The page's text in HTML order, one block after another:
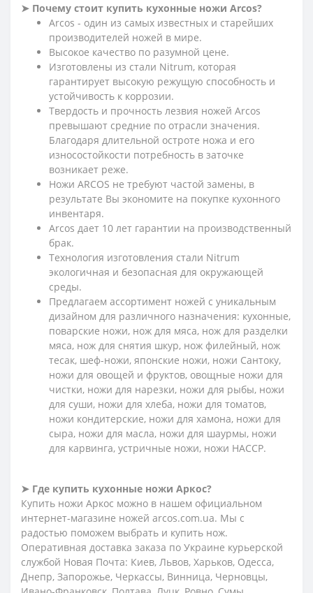
➤ Почему стоит купить кухонные ножи Arcos?
Arcos - один из самых известных и старейших
производителей ножей в мире.
Высокое качество по разумной цене.
Изготовлены из стали Nitrum, которая
гарантирует высокую режущую способность и
устойчивость к коррозии.
Твердость и прочность лезвия ножей Arcos
превышают средние по отрасли значения.
Благодаря длительной остроте ножа и его
износостойкости потребность в заточке
возникает реже.
Ножи ARCOS не требуют частой замены, в
результате Вы экономите на покупке кухонного
инвентаря.
Arcos дает 10 лет гарантии на производственный
брак.
Технология изготовления стали Nitrum
экологичная и безопасная для окружающей
среды.
Предлагаем ассортимент ножей с уникальным
дизайном для различного назначения: кухонные,
поварские ножи, нож для мяса, нож для разделки
мяса, нож для снятия шкур, нож филейный, нож
тесак, шеф-ножи, японские ножи, ножи Сантоку,
ножи для овощей и фруктов, овощные ножи для
чистки, ножи для нарезки, ножи для рыбы, ножи
для суши, ножи для хлеба, ножи для томатов,
ножи кондитерские, ножи для хамона, ножи для
сыра, ножи для масла, ножи для шаурмы, ножи
для карвинга, устричные ножи, ножи HACCP.
➤ Где купить кухонные ножи Аркос?
Купить ножи Аркос можно в нашем официальном
интернет-магазине ножей arcos.com.ua. Мы с
радостью поможем выбрать и купить нож.
Оперативная доставка заказа по Украине курьерской
службой Новая Почта: Киев, Львов, Харьков, Одесса,
Днепр, Запорожье, Черкассы, Винница, Черновцы,